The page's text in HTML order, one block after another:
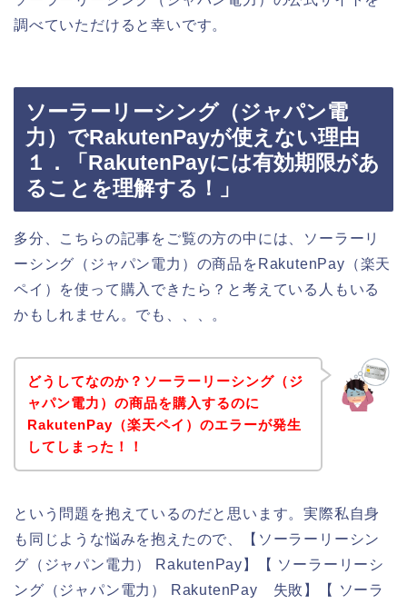
調べていただけると幸いです。
ソーラーリーシング（ジャパン電
力）でRakutenPayが使えない理由
１．「RakutenPayには有効期限があ
ることを理解する！」
多分、こちらの記事をご覧の方の中には、ソーラーリ
ーシング（ジャパン電力）の商品をRakutenPay（楽天
ペイ）を使って購入できたら？と考えている人もいる
かもしれません。でも、、、。
どうしてなのか？ソーラーリーシング（ジ
ャパン電力）の商品を購入するのに
RakutenPay（楽天ペイ）のエラーが発生
してしまった！！
という問題を抱えているのだと思います。実際私自身
も同じような悩みを抱えたので、【ソーラーリーシン
グ（ジャパン電力） RakutenPay】【 ソーラーリーシ
ング（ジャパン電力） RakutenPay 失敗】【 ソーラ